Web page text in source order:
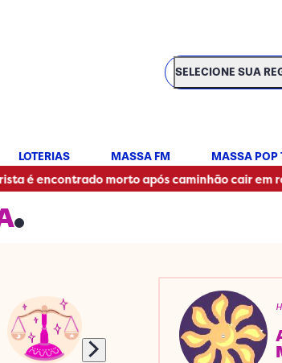
SELECIONE SUA
SELECIONE SUA
LOTERIAS MASSA FM MASSA POP
morto após caminhão cair em represa no